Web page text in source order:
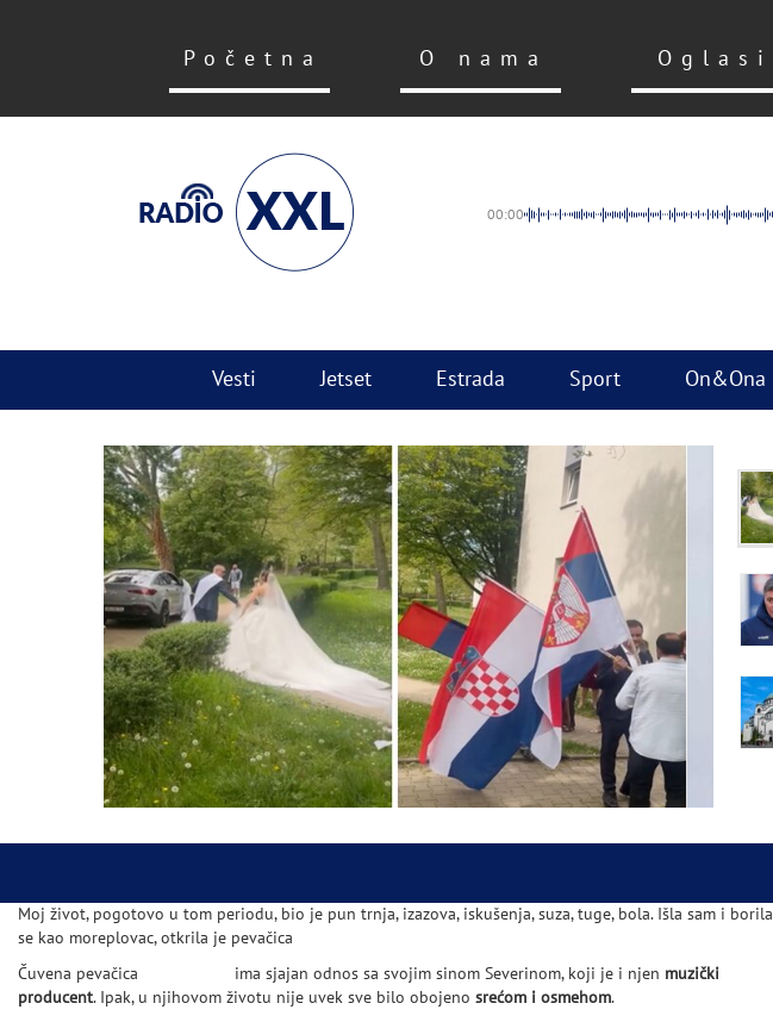
Početna O nama Oglasi
00:00
Vesti Jetset Estrada Sport On&Ona
Moj život, pogotovo u tom periodu, bio je pun trnja, izazova, iskušenja, suza, tuge, bola. Išla sam i borila
se kao moreplovac, otkrila je pevačica
Čuvena pevačica
ima sjajan odnos sa svojim sinom Severinom, koji je i njen muzički
producent. Ipak, u njihovom životu nije uvek sve bilo obojeno srećom i osmehom.